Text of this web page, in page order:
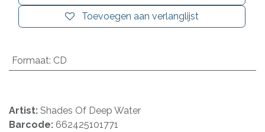
Toevoegen aan verlanglijst
Formaat: CD
Artist: Shades Of Deep Water
Barcode: 662425101771